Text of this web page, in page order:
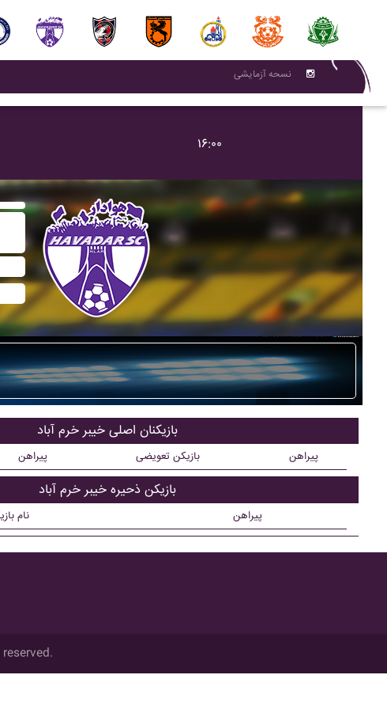
نسحه آزمایشی
۱۶:۰۰
بازیکنان اصلی خيبر خرم آباد
پیراهن بازیکن تعویضی پیراهن
بازیکن ذحیره خيبر خرم آباد
نام پیراهن